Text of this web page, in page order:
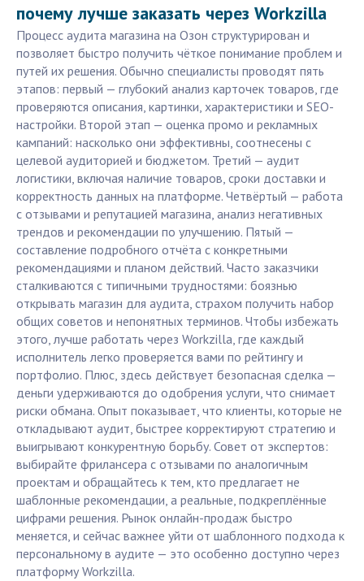
почему лучше заказать через Workzilla
Процесс аудита магазина на Озон структурирован и
позволяет быстро получить чёткое понимание проблем и
путей их решения. Обычно специалисты проводят пять
этапов: первый — глубокий анализ карточек товаров, где
проверяются описания, картинки, характеристики и SEO-
настройки. Второй этап — оценка промо и рекламных
кампаний: насколько они эффективны, соотнесены с
целевой аудиторией и бюджетом. Третий — аудит
логистики, включая наличие товаров, сроки доставки и
корректность данных на платформе. Четвёртый — работа
с отзывами и репутацией магазина, анализ негативных
трендов и рекомендации по улучшению. Пятый —
составление подробного отчёта с конкретными
рекомендациями и планом действий. Часто заказчики
сталкиваются с типичными трудностями: боязнью
открывать магазин для аудита, страхом получить набор
общих советов и непонятных терминов. Чтобы избежать
этого, лучше работать через Workzilla, где каждый
исполнитель легко проверяется вами по рейтингу и
портфолио. Плюс, здесь действует безопасная сделка —
деньги удерживаются до одобрения услуги, что снимает
риски обмана. Опыт показывает, что клиенты, которые не
откладывают аудит, быстрее корректируют стратегию и
выигрывают конкурентную борьбу. Совет от экспертов:
выбирайте фрилансера с отзывами по аналогичным
проектам и обращайтесь к тем, кто предлагает не
шаблонные рекомендации, а реальные, подкреплённые
цифрами решения. Рынок онлайн-продаж быстро
меняется, и сейчас важнее уйти от шаблонного подхода к
персональному в аудите — это особенно доступно через
платформу Workzilla.